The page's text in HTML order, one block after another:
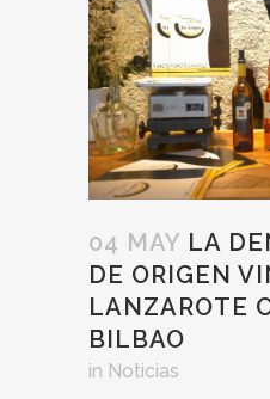
04 MAY LA
DE ORIGEN
LANZAROTE
BILBAO
in Noticias